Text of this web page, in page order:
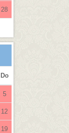
28
Do
5
12
19